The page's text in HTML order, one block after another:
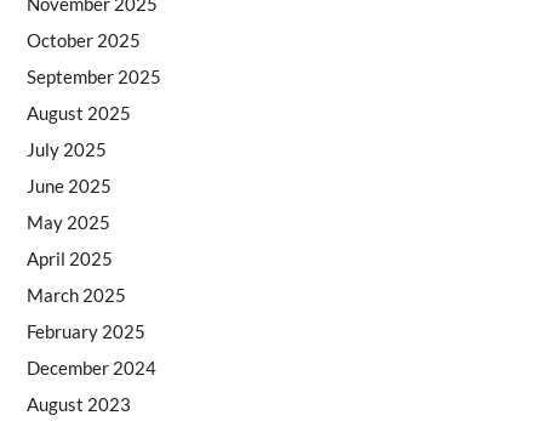
October 2025
September 2025
August 2025
July 2025
June 2025
May 2025
April 2025
March 2025
February 2025
December 2024
August 2023